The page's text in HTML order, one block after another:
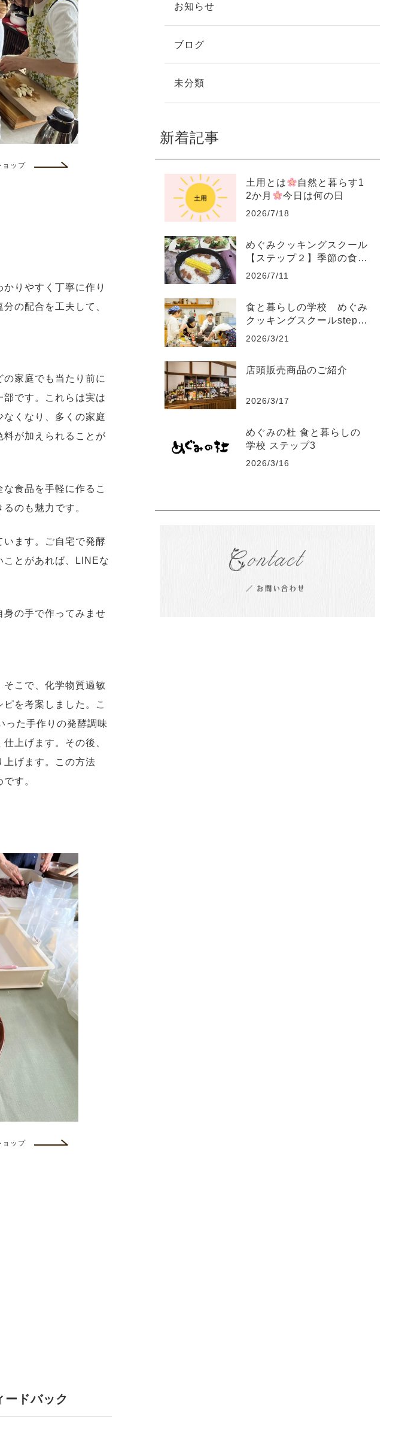
ョップ
りやすく丁寧に作り
の配合を工夫して、
家庭でも当たり前に
です。これらは実は
くなり、多くの家庭
が加えられることが
食品を手軽に作るこ
のも魅力です。
います。ご自宅で発酵
ことがあれば、LINEな
の手で作ってみませ
こで、化学物質過敏
を考案しました。こ
った手作りの発酵調味
上げます。その後、
げます。この方法
す。
ョップ
ードバック
お知らせ
ブログ
未分類
新着記事
土用とは
自然と暮らす1
2か月
今日は何の日
2026/7/18
めぐみクッキングスクール
【ステップ２】季節の食養
生コース
2026/7/11
食と暮らしの学校 めぐみ
クッキングスクールstep1
～step4
2026/3/21
店頭販売商品のご紹介
2026/3/17
めぐみの杜 食と暮らしの
学校 ステップ3
2026/3/16